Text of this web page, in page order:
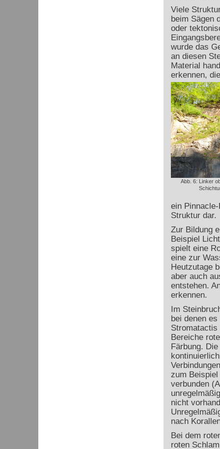
Viele
beim Sägen
oder
wurde das
an diesen
Material
erkennen,
Abb. 6: Linker
ein
Struktur dar.
Zur Bildung
Beispiel
spielt eine
eine zur
Heutzutage
aber auch
entstehen.
erkennen.
Im
bei denen
Bereiche
Färbung.
zum
verbunden
nicht
nach
Bei dem
roten